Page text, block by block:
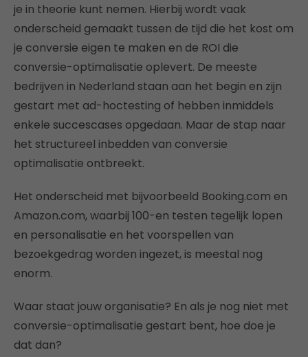
je in theorie kunt nemen. Hierbij wordt vaak
onderscheid gemaakt tussen de tijd die het kost om
je conversie eigen te maken en de ROI die
conversie-optimalisatie oplevert. De meeste
bedrijven in Nederland staan aan het begin en zijn
gestart met ad-hoctesting of hebben inmiddels
enkele succescases opgedaan. Maar de stap naar
het structureel inbedden van conversie
optimalisatie ontbreekt.
Het onderscheid met bijvoorbeeld Booking.com en
Amazon.com, waarbij 100-en testen tegelijk lopen
en personalisatie en het voorspellen van
bezoekgedrag worden ingezet, is meestal nog
enorm.
Waar staat jouw organisatie? En als je nog niet met
conversie-optimalisatie gestart bent, hoe doe je
dat dan?